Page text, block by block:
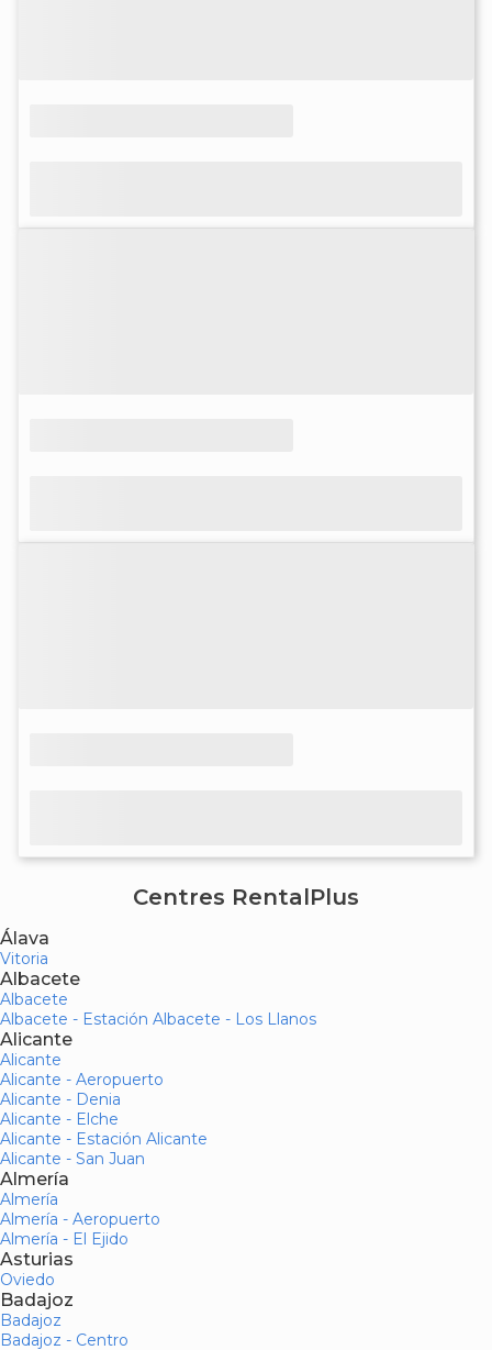
Centres RentalPlus
Álava
Vitoria
Albacete
Albacete
Albacete - Estación Albacete - Los Llanos
Alicante
Alicante
Alicante - Aeropuerto
Alicante - Denia
Alicante - Elche
Alicante - Estación Alicante
Alicante - San Juan
Almería
Almería
Almería - Aeropuerto
Almería - El Ejido
Asturias
Oviedo
Badajoz
Badajoz
Badajoz - Centro